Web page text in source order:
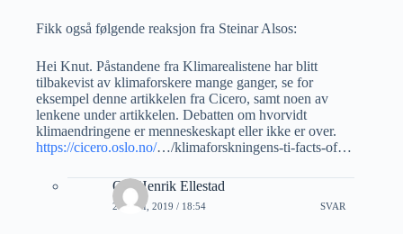
Fikk også følgende reaksjon fra Steinar Alsos:
Hei Knut. Påstandene fra Klimarealistene har blitt
tilbakevist av klimaforskere mange ganger, se for
eksempel denne artikkelen fra Cicero, samt noen av
lenkene under artikkelen. Debatten om hvorvidt
klimaendringene er menneskeskapt eller ikke er over.
https://cicero.oslo.no/…/klimaforskningens-ti-facts-of…
Ole Henrik Ellestad
20 JULI, 2019 / 18:54 SVAR